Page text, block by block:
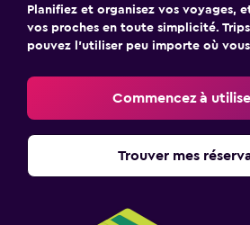
Planifiez et organisez vos voyages,
vos proches en toute simplicité.
pouvez l’utiliser peu importe où
Commencez à
Trouver mes